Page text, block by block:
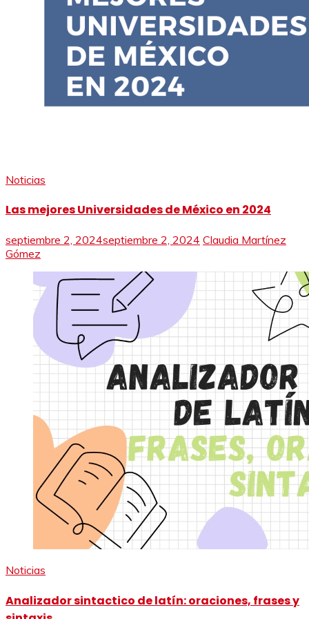
Noticias
Las mejores Universidades de México en 2024
septiembre 2, 2024septiembre 2, 2024 Claudia Martínez
Gómez
Noticias
Analizador sintactico de latín: oraciones, frases y